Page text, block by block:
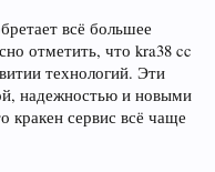
всё большее
отметить, что kra38 cc
технологий. Эти
надежностью и новыми
кракен сервис всё чаще